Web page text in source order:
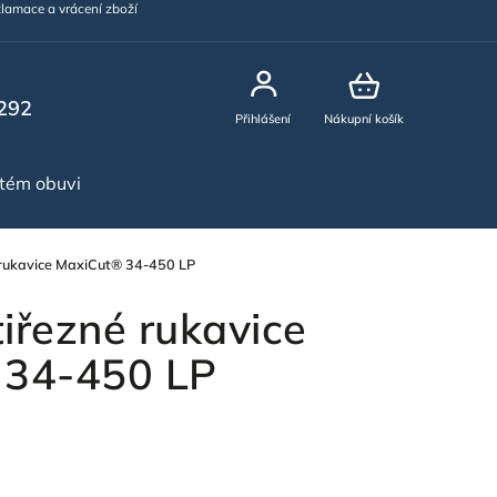
a vrácení zboží
Nákupní košík
Přihlášení
obuvi
MaxiCut® 34-450 LP
rukavice
450 LP